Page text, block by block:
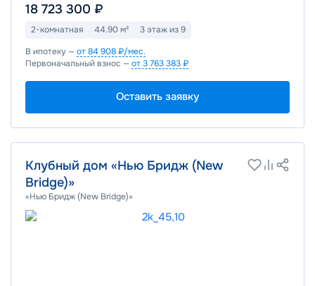
18 723 300 ₽
2-комнатная 44.90 м²
3 этаж из 9
В ипотеку —от 84 908 ₽/мес.
Первоначальный взнос —от 3 763 383 ₽
Оставить заявку
Клубный дом «Нью Бридж (New
Bridge)»
«Нью Бридж (New Bridge)»